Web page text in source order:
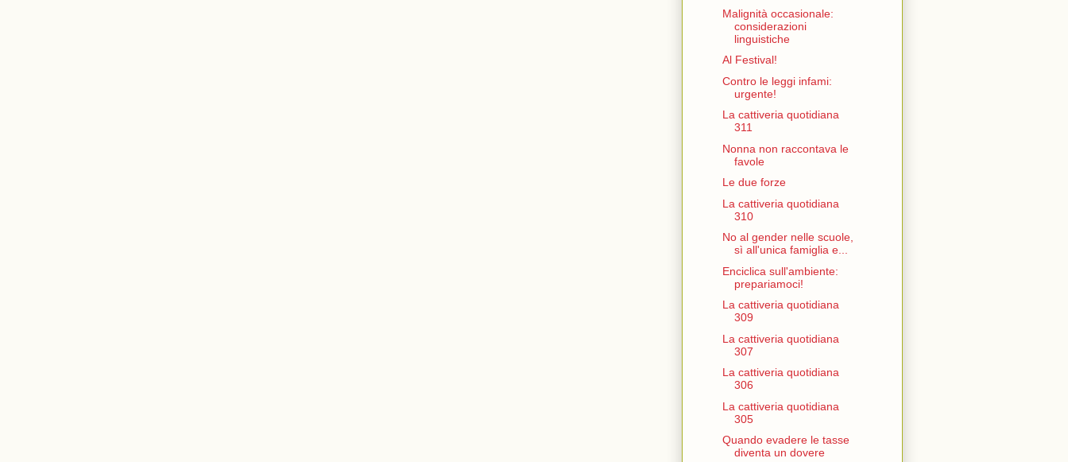
Malignità occasionale:
considerazioni
linguistiche
Al Festival!
Contro le leggi infami:
urgente!
La cattiveria quotidiana
311
Nonna non raccontava le
favole
Le due forze
La cattiveria quotidiana
310
No al gender nelle scuole,
sì all'unica famiglia e...
Enciclica sull'ambiente:
prepariamoci!
La cattiveria quotidiana
309
La cattiveria quotidiana
307
La cattiveria quotidiana
306
La cattiveria quotidiana
305
Quando evadere le tasse
diventa un dovere